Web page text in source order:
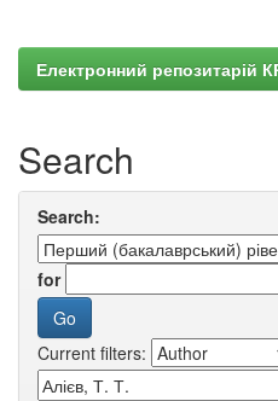
Електронний репозитарій
Search
Search:
for
Current filters: